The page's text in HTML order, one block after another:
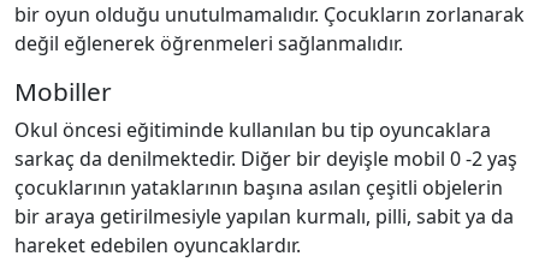
bir oyun olduğu unutulmamalıdır. Çocukların zorlanarak
değil eğlenerek öğrenmeleri sağlanmalıdır.
Mobiller
Okul öncesi eğitiminde kullanılan bu tip oyuncaklara
sarkaç da denilmektedir. Diğer bir deyişle mobil 0 -2 yaş
çocuklarının yataklarının başına asılan çeşitli objelerin
bir araya getirilmesiyle yapılan kurmalı, pilli, sabit ya da
hareket edebilen oyuncaklardır.